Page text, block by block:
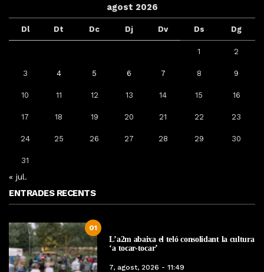
agost 2026
Dl Dt Dc Dj Dv Ds Dg
1 2
3 4 5 6 7 8 9
10 11 12 13 14 15 16
17 18 19 20 21 22 23
24 25 26 27 28 29 30
31
« jul.
ENTRADES RECENTS
01
L’a2m abaixa el teló consolidant la cultura
‘a tocar-tocar’
7, agost, 2026 - 11:49